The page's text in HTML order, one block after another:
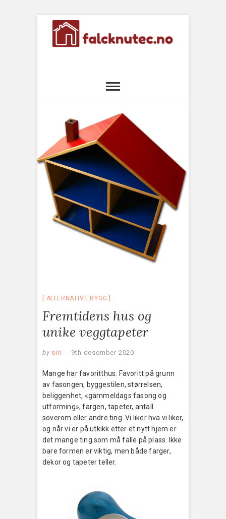
ALTERNATIVE BYGG
Fremtidens hus og
unike veggtapeter
by siri 9th desember 2020
Mange har favoritthus. Favoritt på grunn
av fasongen, byggestilen, størrelsen,
beliggenhet, «gammeldags fasong og
utforming», fargen, tapeter, antall
soverom eller andre ting. Vi liker hva vi liker,
og når vi er på utkikk etter et nytt hjem er
det mange ting som må falle på plass. Ikke
bare formen er viktig, men både farger,
dekor og tapeter teller.